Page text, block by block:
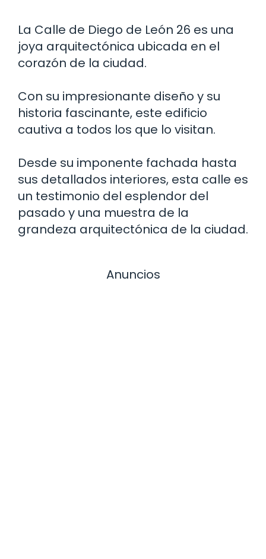
La Calle de Diego de León 26 es una
joya arquitectónica ubicada en el
corazón de la ciudad.
Con su impresionante diseño y su
historia fascinante, este edificio
cautiva a todos los que lo visitan.
Desde su imponente fachada hasta
sus detallados interiores, esta calle es
un testimonio del esplendor del
pasado y una muestra de la
grandeza arquitectónica de la ciudad.
Anuncios